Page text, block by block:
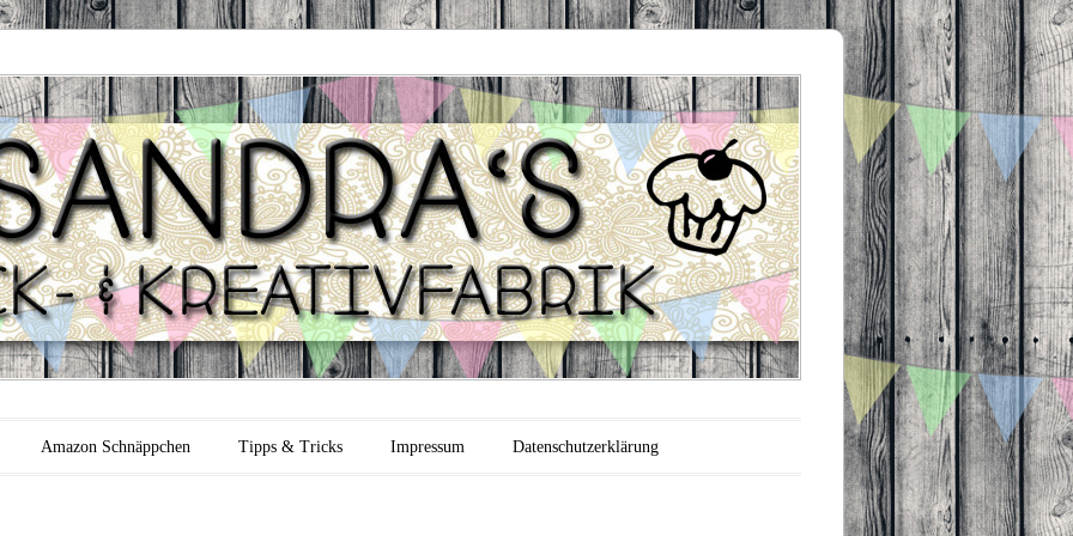
Backfabrik
Amazon Schnäppchen Tipps & Tricks Impressum Datenschutzerklärung